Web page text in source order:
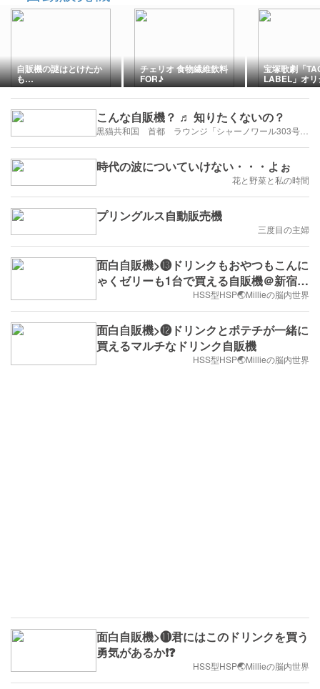
自販機の謎はとけたか
も…
チェリオ 食物繊維飲料
FOR♪
宝塚歌劇「
LABEL」オリ
ル缶
こんな自販機？ ♬ 知りたくないの？
時代の波についていけない・・・よぉ
花と野菜と私の時間
プリングルス自動販売機
三度目の主婦
面白自販機>⓭ドリンクもおやつもこんに
ゃくゼリーも1台で買える自販機＠新宿2
HSS型HSP🌏Millieの脳内世界
面白自販機>⓬ドリンクとポテチが一緒に
買えるマルチなドリンク自販機
HSS型HSP🌏Millieの脳内世界
面白自販機>⓫君にはこのドリンクを買う
勇気があるか❗️❓
HSS型HSP🌏Millieの脳内世界